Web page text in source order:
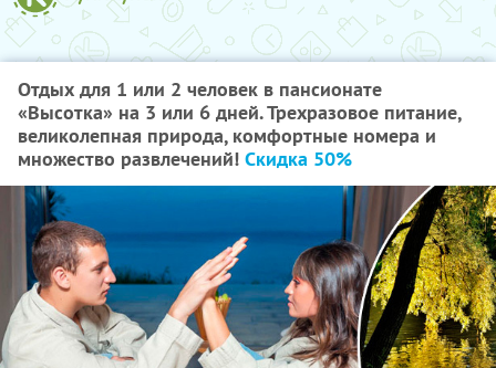
Отдых для 1 или 2 человек в пансионате
«Высотка» на 3 или 6 дней. Трехразовое питание,
великолепная природа, комфортные номера и
множество развлечений! Скидка 50%